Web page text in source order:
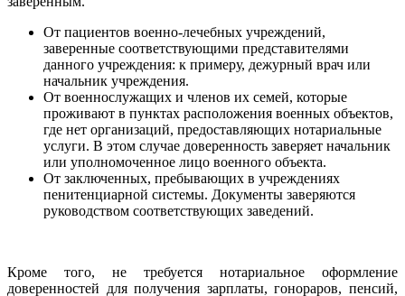
От пациентов военно-лечебных учреждений,
заверенные соответствующими представителями
данного учреждения: к примеру, дежурный врач или
начальник учреждения.
От военнослужащих и членов их семей, которые
проживают в пунктах расположения военных объектов,
где нет организаций, предоставляющих нотариальные
услуги. В этом случае доверенность заверяет начальник
или уполномоченное лицо военного объекта.
От заключенных, пребывающих в учреждениях
пенитенциарной системы. Документы заверяются
руководством соответствующих заведений.
Кроме того, не требуется нотариальное оформление
доверенностей для получения зарплаты, гонораров, пенсий,